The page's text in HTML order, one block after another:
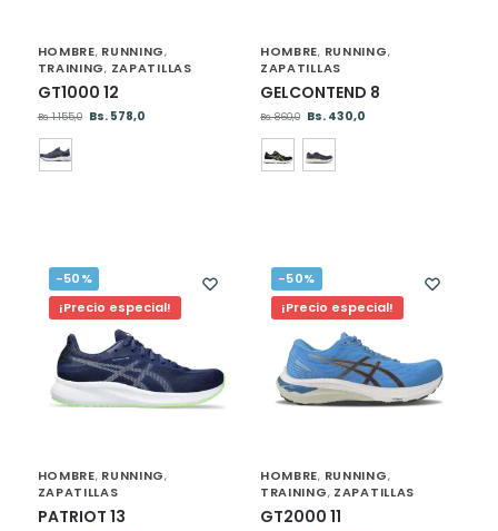
HOMBRE, RUNNING,
TRAINING, ZAPATILLAS
GT1000 12
Bs.1.155,0 Bs. 578,0
HOMBRE, RUNNING,
ZAPATILLAS
GELCONTEND 8
Bs.860,0 Bs. 430,0
-50%
¡Precio especial!
HOMBRE, RUNNING,
ZAPATILLAS
PATRIOT 13
-50%
¡Precio especial!
HOMBRE, RUNNING,
TRAINING, ZAPATILLAS
GT2000 11